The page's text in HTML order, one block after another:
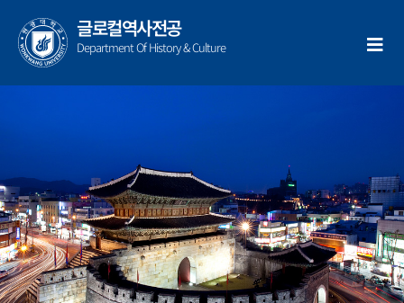
건
글로컬역사전공
Department Of History & Culture